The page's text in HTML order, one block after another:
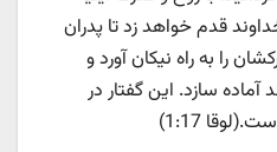
قدم خواهد زد تا پدران
را به راه نیکان آورد و
سازد. این گفتار در
1:17)